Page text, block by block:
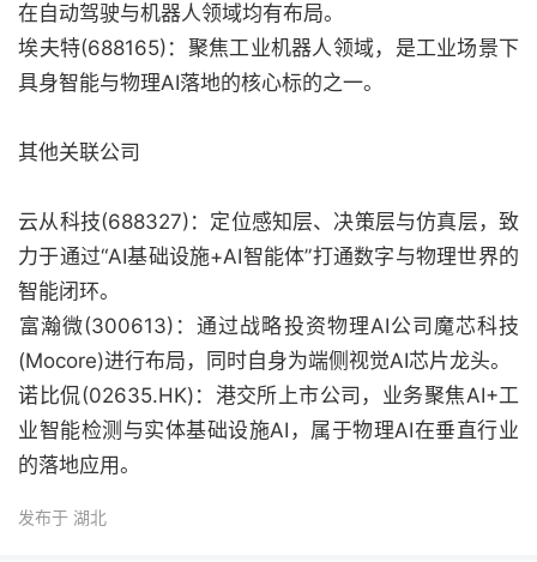
在自动驾驶与机器人领域均有布局。
‌埃夫特(688165)‌：聚焦工业机器人领域，是工业场景下
具身智能与物理AI落地的核心标的之一。‌‌
其他关联公司‌
‌云从科技(688327)‌：定位感知层、决策层与仿真层，致
力于通过“AI基础设施+AI智能体”打通数字与物理世界的
智能闭环。
‌富瀚微(300613)‌：通过战略投资物理AI公司魔芯科技
(Mocore)进行布局，同时自身为端侧视觉AI芯片龙头。
‌诺比侃(02635.HK)‌：港交所上市公司，业务聚焦AI+工
业智能检测与实体基础设施AI，属于物理AI在垂直行业
的落地应用。‌‌
发布于 湖北